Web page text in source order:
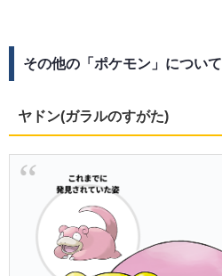
その他の「ポケモン」について
ヤドン(ガラルのすがた)